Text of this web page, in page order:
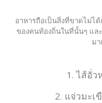
อาหารถือเป็นสิ่งที่ขาดไม่ได้
ของคนท้องถิ่นในที่นั้นๆ แล
ม
1. ไส้อั่ว
2. แจ่วมะเ